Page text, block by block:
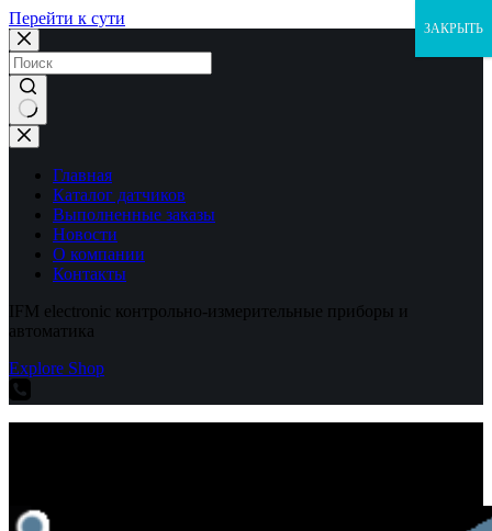
Перейти к сути
Ничего
не
найденоГлавная
Каталог датчиков
Выполненные заказы
Новости
О компании
Контакты
IFM electronic контрольно-измерительные приборы и
автоматика
Explore Shop
ЗАКРЫТЬ